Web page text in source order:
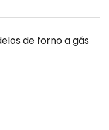
de forno a gás